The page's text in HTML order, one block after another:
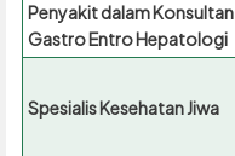
Penyakit dalam Konsultan
Gastro Entro Hepatologi
Spesialis Kesehatan Jiwa